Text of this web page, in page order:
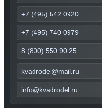
+7 (495) 542 0920
+7 (495) 740 0979
8 (800) 550 90 25
kvadrodel@mail.ru
info@kvadrodel.ru